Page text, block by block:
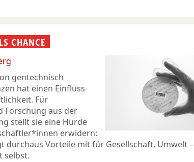
CHANCE
gentechnisch
hat einen Einfluss
Für
Forschung aus der
stellt sie eine Hürde
erwidern:
durchaus Vorteile mit für Gesellschaft, Umwelt –
selbst.